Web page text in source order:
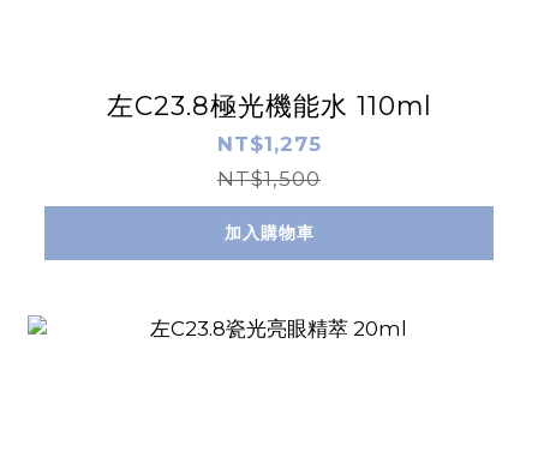
左C23.8極光機能水 110ml
NT$1,275
NT$1,500
加入購物車